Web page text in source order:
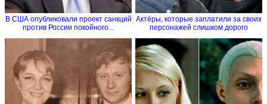
В США опубликовали проект санкций
против России покойного...
Актёры, которые заплатили за своих
персонажей слишком дорого